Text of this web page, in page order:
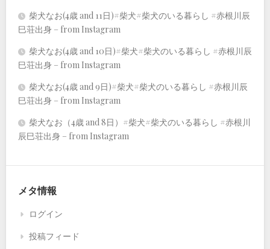
柴犬なお(4歳 and 11日)#柴犬#柴犬のいる暮らし #赤根川辰
巳荘出身 – from Instagram
柴犬なお(4歳 and 10日)#柴犬#柴犬のいる暮らし #赤根川辰
巳荘出身 – from Instagram
柴犬なお(4歳 and 9日)#柴犬#柴犬のいる暮らし #赤根川辰
巳荘出身 – from Instagram
柴犬なお（4歳 and 8日）#柴犬#柴犬のいる暮らし #赤根川
辰巳荘出身 – from Instagram
メタ情報
ログイン
投稿フィード